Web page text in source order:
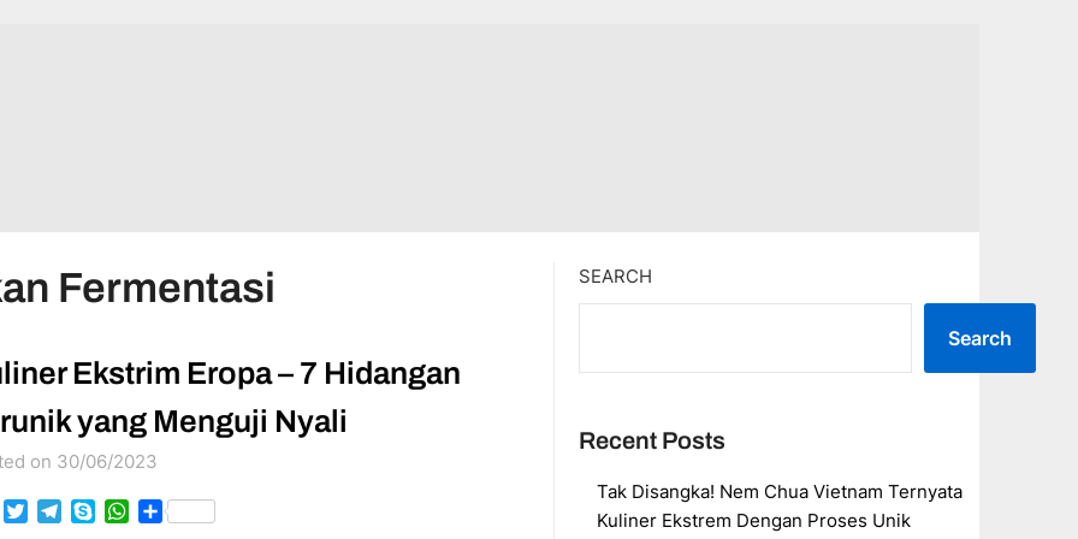
Fermentasi
Ekstrim Eropa – 7 Hidangan
yang Menguji Nyali
on 30/06/2023
Facebook
TwitterTelegram
SkypeWhatsApp
Share
SEARCH
Search
Recent Posts
Tak Disangka! Nem Chua Vietnam Ternyata
Kuliner Ekstrem Dengan Proses Unik